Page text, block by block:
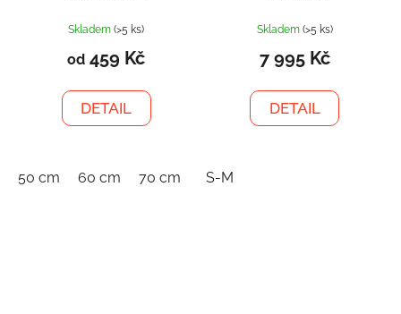
Skladem(>5 ks)
od 459 Kč
DETAIL
50 cm 60 cm 70 cm
Skladem (>5 ks)
7 995 Kč
DETAIL
S-M